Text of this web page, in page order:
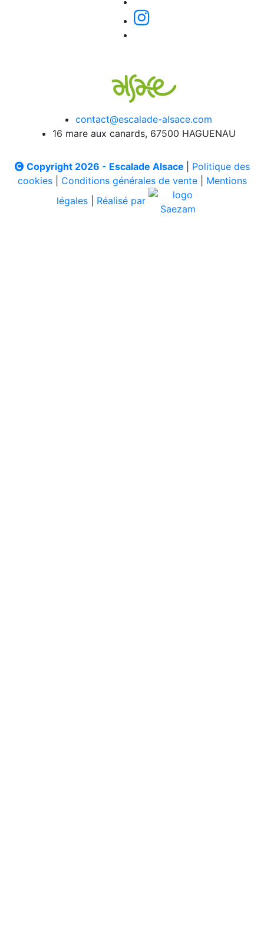
contact@escalade-alsace.com
16 mare aux canards, 67500 HAGUENAU
Copyright 2026 - Escalade Alsace
Politique des
cookies| Conditions générales de vente| Mentions
légales
Réalisé par